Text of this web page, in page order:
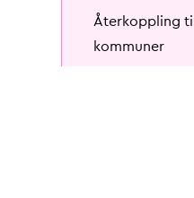
Återkoppling till
kommuner